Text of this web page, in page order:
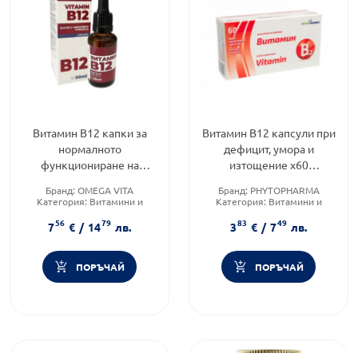
Витамин B12 капки за
нормалното
функциониране на
Omega Vita
Бранд: OMEGA VITA
Категория: Витамини и
Форма на продукта:капки
756 € / 1479 лв.
ПОРЪЧАЙ
Витамин В12 капсули при
дефицит, умора и
изтощение х60
Бранд: PHYTOPHARMA
Категория: Витамини и
Форма на продукта:капсули
383 € / 749 лв.
ПОРЪЧАЙ